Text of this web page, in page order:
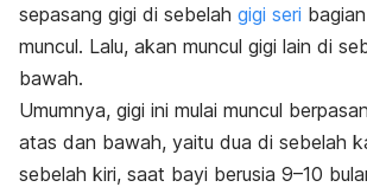
sepasang gigi di sebelah gigi seri
muncul. Lalu, akan muncul gigi lain di
bawah.
Umumnya, gigi ini mulai muncul
atas dan bawah, yaitu dua di sebelah
sebelah kiri, saat bayi berusia 9–10